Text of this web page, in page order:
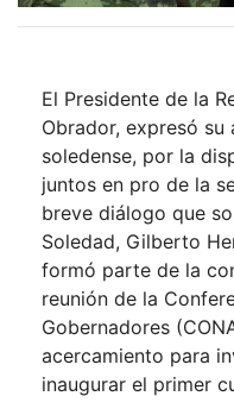
El Presidente de la
Obrador, expresó
soledense, por la
juntos en pro de la
breve diálogo que
Soledad, Gilberto
formó parte de la
reunión de la
Gobernadores
acercamiento para
inaugurar el primer